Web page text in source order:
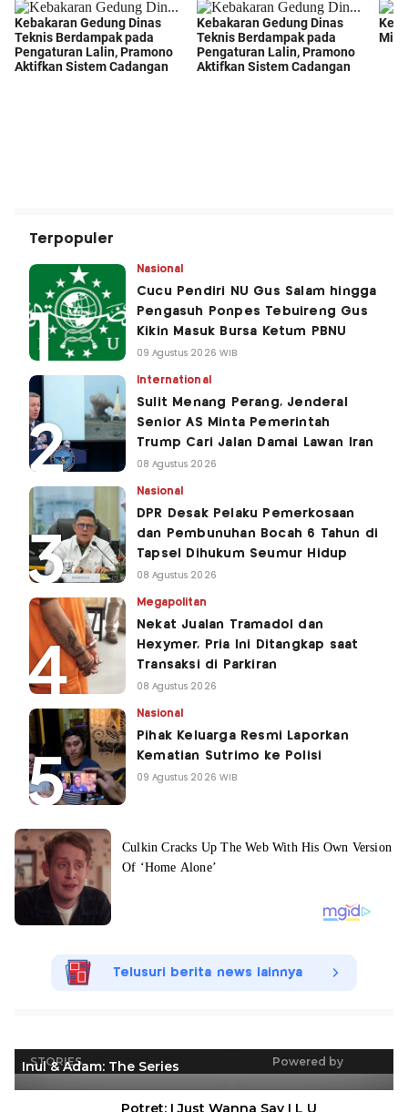
Terpopuler
Nasional
Cucu Pendiri NU Gus Salam hingga
Pengasuh Ponpes Tebuireng Gus
Kikin Masuk Bursa Ketum PBNU
09 Agustus 2026 WIB
International
Sulit Menang Perang, Jenderal
Senior AS Minta Pemerintah
Trump Cari Jalan Damai Lawan Iran
08 Agustus 2026
Nasional
DPR Desak Pelaku Pemerkosaan
dan Pembunuhan Bocah 6 Tahun di
Tapsel Dihukum Seumur Hidup
08 Agustus 2026
Megapolitan
Nekat Jualan Tramadol dan
Hexymer, Pria Ini Ditangkap saat
Transaksi di Parkiran
08 Agustus 2026
Nasional
Pihak Keluarga Resmi Laporkan
Kematian Sutrimo ke Polisi
09 Agustus 2026 WIB
Telusuri berita news lainnya